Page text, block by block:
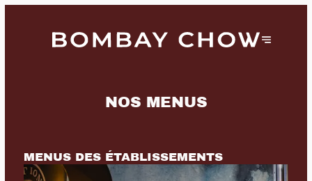
NOS MENUS
MENUS DES ÉTABLISSEMENTS